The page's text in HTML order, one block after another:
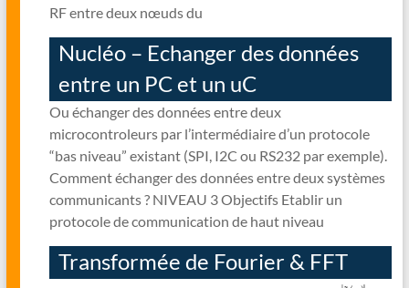
RF entre deux nœuds du
Nucléo – Echanger des données
entre un PC et un uC
Ou échanger des données entre deux
microcontroleurs par l’intermédiaire d’un protocole
“bas niveau” existant (SPI, I2C ou RS232 par exemple).
Comment échanger des données entre deux systèmes
communicants ? NIVEAU 3 Objectifs Etablir un
protocole de communication de haut niveau
Transformée de Fourier & FFT